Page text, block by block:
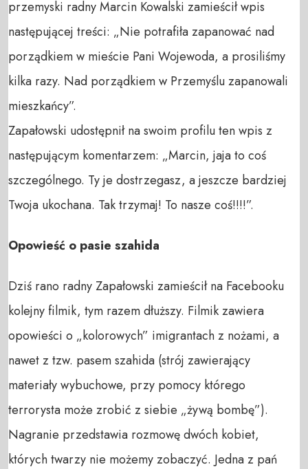
przemyski radny Marcin Kowalski zamieścił wpis
następującej treści: „Nie potrafiła zapanować nad
porządkiem w mieście Pani Wojewoda, a prosiliśmy
kilka razy. Nad porządkiem w Przemyślu zapanowali
mieszkańcy”.
Zapałowski udostępnił na swoim profilu ten wpis z
następującym komentarzem: „Marcin, jaja to coś
szczególnego. Ty je dostrzegasz, a jeszcze bardziej
Twoja ukochana. Tak trzymaj! To nasze coś!!!!”.
Opowieść o pasie szahida
Dziś rano radny Zapałowski zamieścił na Facebooku
kolejny filmik, tym razem dłuższy. Filmik zawiera
opowieści o „kolorowych” imigrantach z nożami, a
nawet z tzw. pasem szahida (strój zawierający
materiały wybuchowe, przy pomocy którego
terrorysta może zrobić z siebie „żywą bombę”).
Nagranie przedstawia rozmowę dwóch kobiet,
których twarzy nie możemy zobaczyć. Jedna z pań